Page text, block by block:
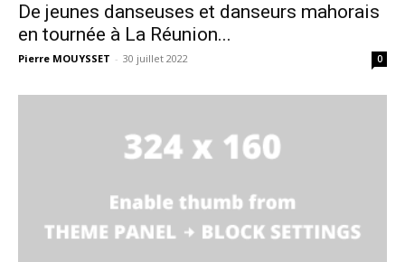
De jeunes danseuses et danseurs mahorais
en tournée à La Réunion...
Pierre MOUYSSET - 30 juillet 2022 0